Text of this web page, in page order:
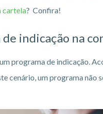
cartela? Confira!
indicação na
programa de indicação.
cenário, um programa não